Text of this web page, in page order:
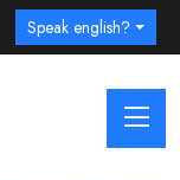
Speak english?